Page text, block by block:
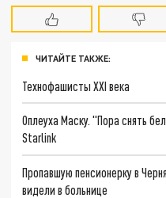
ЧИТАЙТЕ ТАКЖЕ:
Технофашисты XXI века
Оплеуха Маску. "Пора снять
Starlink
Пропавшую пенсионерку в
видели в больнице